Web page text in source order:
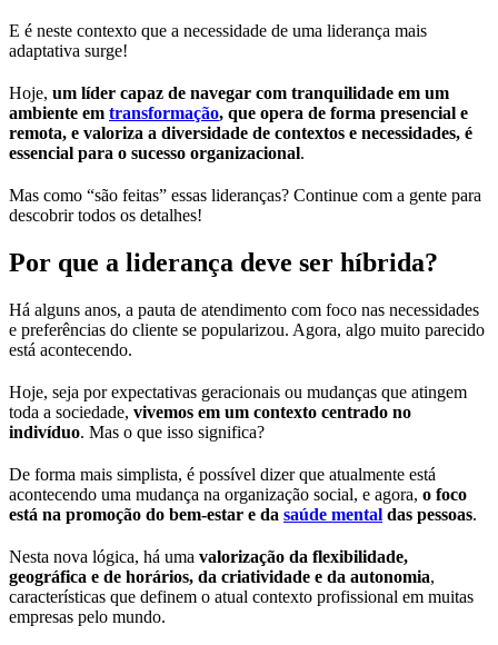
E é neste contexto que a necessidade de uma liderança mais
adaptativa surge!
Hoje, um líder capaz de navegar com tranquilidade em um
ambiente em transformação, que opera de forma presencial e
remota, e valoriza a diversidade de contextos e necessidades, é
essencial para o sucesso organizacional.
Mas como “são feitas” essas lideranças? Continue com a gente para
descobrir todos os detalhes!
Por que a liderança deve ser híbrida?
Há alguns anos, a pauta de atendimento com foco nas necessidades
e preferências do cliente se popularizou. Agora, algo muito parecido
está acontecendo.
Hoje, seja por expectativas geracionais ou mudanças que atingem
toda a sociedade, vivemos em um contexto centrado no
indivíduo. Mas o que isso significa?
De forma mais simplista, é possível dizer que atualmente está
acontecendo uma mudança na organização social, e agora, o foco
está na promoção do bem-estar e da saúde mental das pessoas.
Nesta nova lógica, há uma valorização da flexibilidade,
geográfica e de horários, da criatividade e da autonomia,
características que definem o atual contexto profissional em muitas
empresas pelo mundo.